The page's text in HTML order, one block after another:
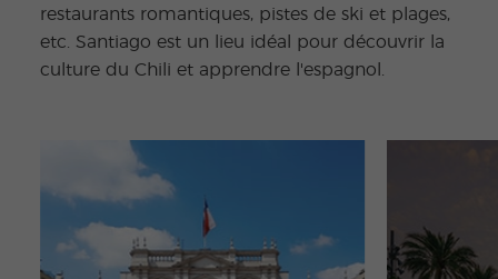
restaurants romantiques, pistes de ski et plages,
etc. Santiago est un lieu idéal pour découvrir la
culture du Chili et apprendre l'espagnol.